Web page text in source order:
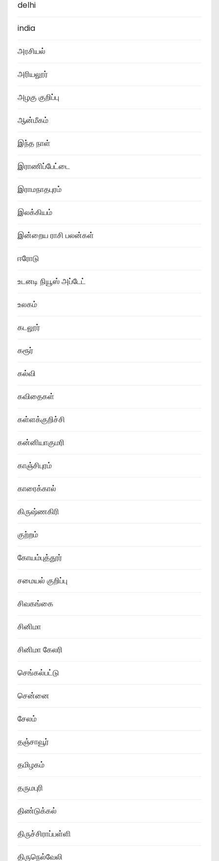
delhi
india
அரசியல்
அரியலூர்
அழகு குறிப்பு
ஆன்மீகம்
இந்த நாள்
இராணிப்பேட்டை
இராமநாதபுரம்
இலக்கியம்
இன்றைய ராசி பலன்கள்
ஈரோடு
உடனடி நியூஸ் அப்டேட்
உலகம்
கடலூர்
கரூர்
கல்வி
கவிதைகள்
கள்ளக்குறிச்சி
கன்னியாகுமரி
காஞ்சிபுரம்
காரைக்கால்
கிருஷ்ணகிரி
குற்றம்
கோயம்புத்தூர்
சமையல் குறிப்பு
சிவகங்கை
சினிமா
சினிமா கேலரி
செங்கல்பட்டு
சென்னை
சேலம்
தஞ்சாவூர்
தமிழகம்
தருமபுரி
திண்டுக்கல்
திருச்சிராப்பள்ளி
திருநெல்வேலி